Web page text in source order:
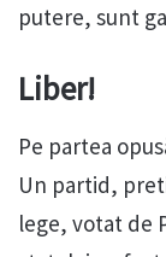
putere, sunt
Liber!
Pe partea
Un partid,
lege, votat de